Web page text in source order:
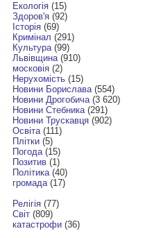
Екологія(15)
Здоров'я(92)
Історія(69)
Кримінал (291)
Культура(99)
Львівщина(910)
московія(2)
Нерухомість(15)
Новини Борислава(554)
Новини Дрогобича(3 620)
Новини Стебника(291)
Новини Трускавця(902)
Освіта(111)
Плітки(5)
Погода(15)
Позитив(1)
Політика(40)
громада(17)
Релігія(77)
Світ(809)
катастрофи(36)